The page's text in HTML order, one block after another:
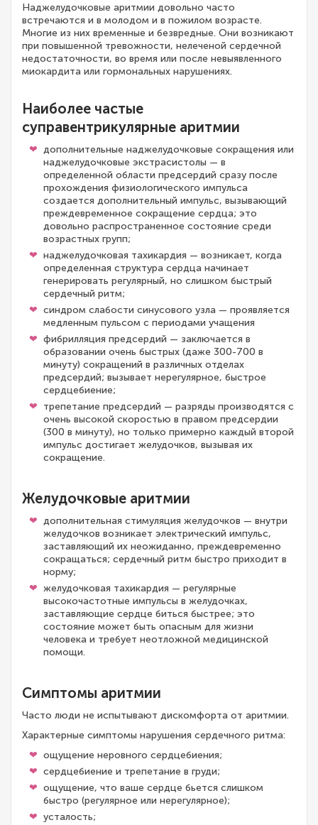
Наджелудочковые аритмии довольно часто
встречаются и в молодом и в пожилом возрасте.
Многие из них временные и безвредные. Они возникают
при повышенной тревожности, нелеченой сердечной
недостаточности, во время или после невыявленного
миокардита или гормональных нарушениях.
Наиболее частые
суправентрикулярные аритмии
дополнительные наджелудочковые сокращения или
наджелудочковые экстрасистолы — в
определенной области предсердий сразу после
прохождения физиологического импульса
создается дополнительный импульс, вызывающий
преждевременное сокращение сердца; это
довольно распространенное состояние среди
возрастных групп;
наджелудочковая тахикардия — возникает, когда
определенная структура сердца начинает
генерировать регулярный, но слишком быстрый
сердечный ритм;
синдром слабости синусового узла — проявляется
медленным пульсом с периодами учащения
фибрилляция предсердий — заключается в
образовании очень быстрых (даже 300-700 в
минуту) сокращений в различных отделах
предсердий; вызывает нерегулярное, быстрое
сердцебиение;
трепетание предсердий — разряды производятся с
очень высокой скоростью в правом предсердии
(300 в минуту), но только примерно каждый второй
импульс достигает желудочков, вызывая их
сокращение.
Желудочковые аритмии
дополнительная стимуляция желудочков — внутри
желудочков возникает электрический импульс,
заставляющий их неожиданно, преждевременно
сокращаться; сердечный ритм быстро приходит в
норму;
желудочковая тахикардия — регулярные
высокочастотные импульсы в желудочках,
заставляющие сердце биться быстрее; это
состояние может быть опасным для жизни
человека и требует неотложной медицинской
помощи.
Симптомы аритмии
Часто люди не испытывают дискомфорта от аритмии.
Характерные симптомы нарушения сердечного ритма:
ощущение неровного сердцебиения;
сердцебиение и трепетание в груди;
ощущение, что ваше сердце бьется слишком
быстро (регулярное или нерегулярное);
усталость;